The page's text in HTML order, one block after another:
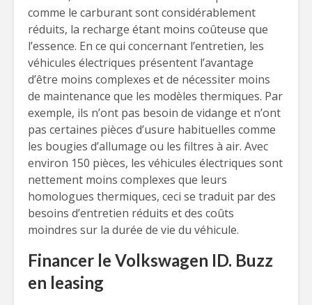
comme le carburant sont considérablement
réduits, la recharge étant moins coûteuse que
l’essence. En ce qui concernant l’entretien, les
véhicules électriques présentent l’avantage
d’être moins complexes et de nécessiter moins
de maintenance que les modèles thermiques. Par
exemple, ils n’ont pas besoin de vidange et n’ont
pas certaines pièces d’usure habituelles comme
les bougies d’allumage ou les filtres à air. Avec
environ 150 pièces, les véhicules électriques sont
nettement moins complexes que leurs
homologues thermiques, ceci se traduit par des
besoins d’entretien réduits et des coûts
moindres sur la durée de vie du véhicule.
Financer le Volkswagen ID. Buzz
en leasing